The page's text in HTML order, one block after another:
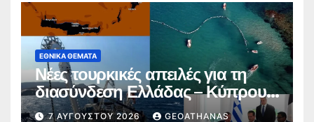
ΕΘΝΙΚΆ ΘΈΜΑΤΑ
Νέες τουρκικές απειλές για τη
διασύνδεση Ελλάδας – Κύπρου –
Ισραήλ
7 ΑΥΓΟΎΣΤΟΥ 2026 GEOATHANAS